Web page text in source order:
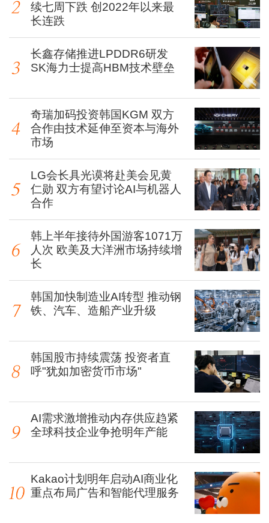
续七周下跌 创2022年以来最
长连跌
长鑫存储推进LPDDR6研发
SK海力士提高HBM技术壁垒
奇瑞加码投资韩国KGM 双方
合作由技术延伸至资本与海外
市场
LG会长具光谟将赴美会见黄
仁勋 双方有望讨论AI与机器人
合作
韩上半年接待外国游客1071万
人次 欧美及大洋洲市场持续增
长
韩国加快制造业AI转型 推动钢
铁、汽车、造船产业升级
韩国股市持续震荡 投资者直
呼"犹如加密货币市场"
AI需求激增推动内存供应趋紧
全球科技企业争抢明年产能
Kakao计划明年启动AI商业化
重点布局广告和智能代理服务